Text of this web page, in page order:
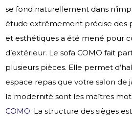
se fond naturellement dans
étude extrêmement précise des
et esthétiques a été mené pour
d’extérieur. Le sofa COMO fait
plusieurs pièces. Elle permet
espace repas que votre salon de
la modernité sont les maîtres
COMO. La structure des sièges